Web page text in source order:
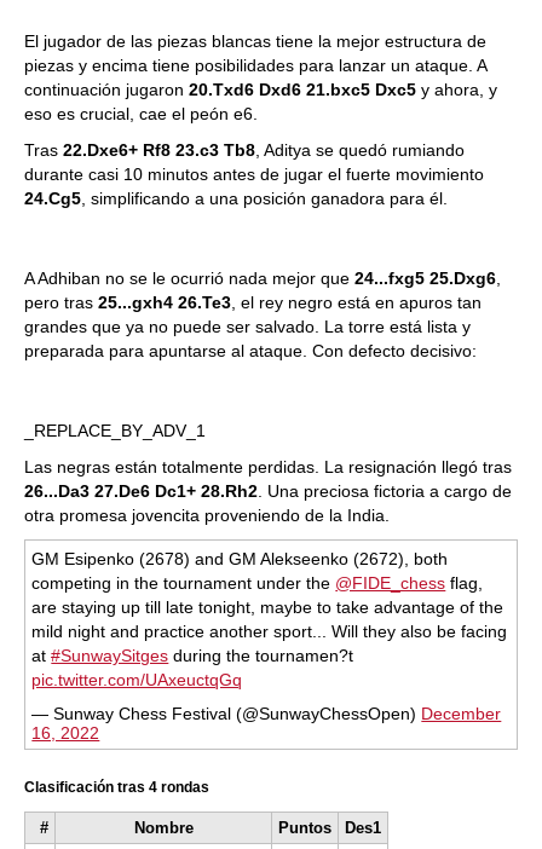
El jugador de las piezas blancas tiene la mejor estructura de
piezas y encima tiene posibilidades para lanzar un ataque. A
continuación jugaron 20.Txd6 Dxd6 21.bxc5 Dxc5 y ahora, y
eso es crucial, cae el peón e6.
Tras 22.Dxe6+ Rf8 23.c3 Tb8 , Aditya se quedó rumiando
durante casi 10 minutos antes de jugar el fuerte movimiento
24.Cg5 , simplificando a una posición ganadora para él.
A Adhiban no se le ocurrió nada mejor que 24...fxg5 25.Dxg6
pero tras 25...gxh4 26.Te3 , el rey negro está en apuros tan
grandes que ya no puede ser salvado. La torre está lista y
preparada para apuntarse al ataque. Con defecto decisivo:
_REPLACE_BY_ADV_1
Las negras están totalmente perdidas. La resignación llegó tras
26...Da3 27.De6 Dc1+ 28.Rh2 . Una preciosa fictoria a cargo de
otra promesa jovencita proveniendo de la India.
GM Esipenko (2678) and GM Alekseenko (2672), both
competing in the tournament under the @FIDE_chess flag,
are staying up till late tonight, maybe to take advantage of the
mild night and practice another sport... Will they also be facing
at#SunwaySitges during the tournamen?t
pic.twitter.com/UAxeuctqGq
— Sunway Chess Festival (@SunwayChessOpen) December
16, 2022
Clasificación tras 4 rondas
# Nombre Puntos
Des1